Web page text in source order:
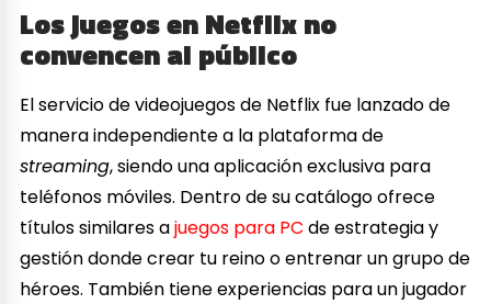
Los juegos en Netflix no
convencen al público
El servicio de videojuegos de Netflix fue lanzado de
manera independiente a la plataforma de
streaming, siendo una aplicación exclusiva para
teléfonos móviles. Dentro de su catálogo ofrece
títulos similares ajuegos para PC de estrategia y
gestión donde crear tu reino o entrenar un grupo de
héroes. También tiene experiencias para un jugador